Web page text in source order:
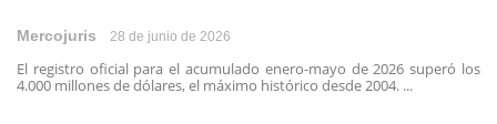
Mercojuris 28 de junio de 2026
El registro oficial para el acumulado enero-mayo de 2026 superó los
4.000 millones de dólares, el máximo histórico desde 2004. ...